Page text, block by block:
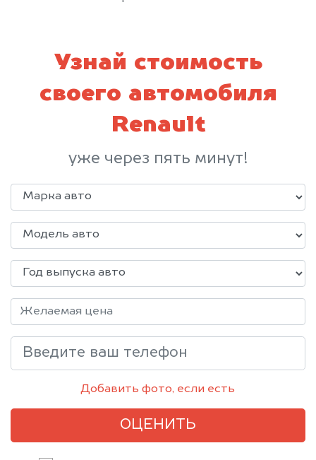
Узнай стоимость
своего автомобиля
Renault
уже через пять минут!
Добавить фото, если есть
ОЦЕНИТЬ